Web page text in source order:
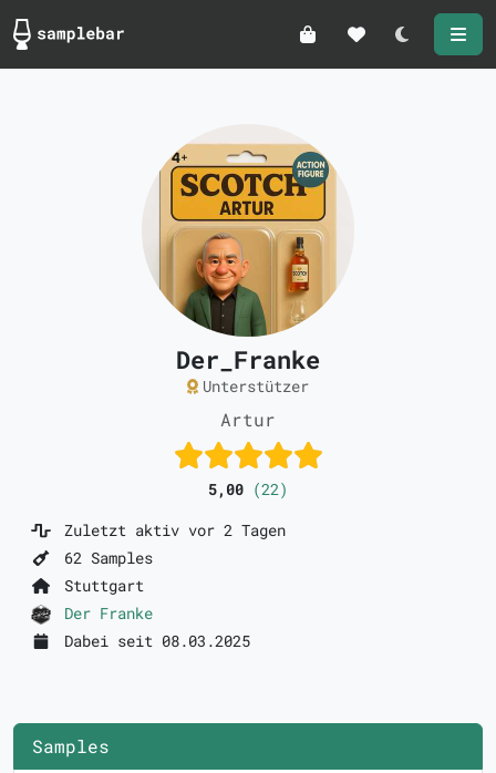
Darkmode
Der_Franke
Unterstützer
Artur
5,00 (22)
Zuletzt aktiv vor 2 Tagen
62 Samples
Stuttgart
Der Franke
Dabei seit 08.03.2025
Samples